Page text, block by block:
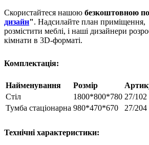
Скористайтеся нашою безкоштовною
дизайн". Надсилайте план приміщення,
розмістити меблі, і наші дизайнери
кімнати в 3D-форматі.
Комплектація:
Найменування Розмір
Стіл
1800*800*780 27/102
Тумба стаціонарна 980*470*670 27/204
Технічні характеристики: